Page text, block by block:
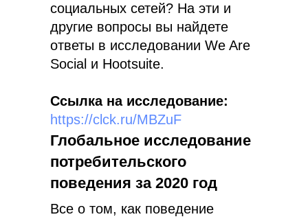
социальных сетей? На эти и
другие вопросы вы найдете
ответы в исследовании We Are
Social и Hootsuite.
Ссылка на исследование:
https://clck.ru/MBZuF
Все о том, как поведение
Глобальное исследование
потребительского
поведения за 2020 год